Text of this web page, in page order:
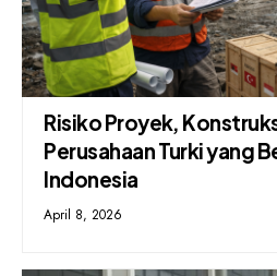
Risiko Proyek,
Perusahaan Turki yang
Indonesia
April 8, 2026